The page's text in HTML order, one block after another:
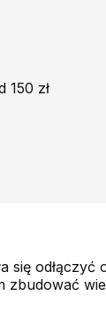
150 zł
się
zbudować